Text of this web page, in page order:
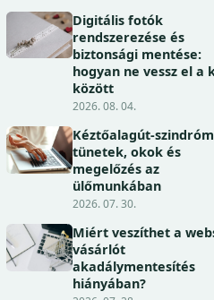
Digitális fotók
rendszerezése és
biztonsági mentése:
hogyan ne vessz el a
között
2026. 08. 04.
Kéztőalagút-
tünetek, okok és
megelőzés az
ülőmunkában
2026. 07. 30.
Miért veszíthet a
vásárlót
akadálymentesítés
hiányában?